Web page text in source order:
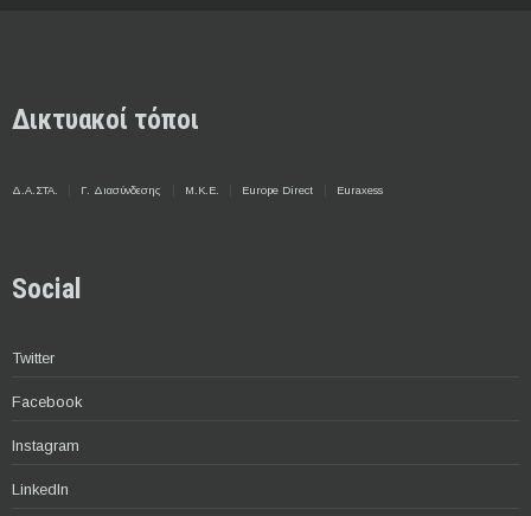
Δικτυακοί τόποι
Δ.Α.ΣΤΑ. Γ. Διασύνδεσης Μ.Κ.Ε. Europe Direct Euraxess
Social
Twitter
Facebook
Instagram
LinkedIn